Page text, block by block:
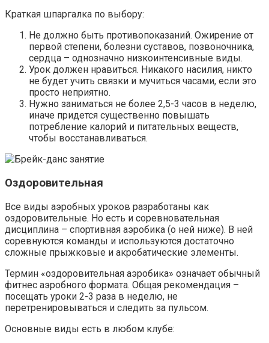
Краткая шпаргалка по выбору:
Не должно быть противопоказаний. Ожирение от
первой степени, болезни суставов, позвоночника,
сердца – однозначно низкоинтенсивные виды.
Урок должен нравиться. Никакого насилия, никто
не будет учить связки и мучиться часами, если это
просто неприятно.
Нужно заниматься не более 2,5-3 часов в неделю,
иначе придется существенно повышать
потребление калорий и питательных веществ,
чтобы восстанавливаться.
Оздоровительная
Все виды аэробных уроков разработаны как
оздоровительные. Но есть и соревновательная
дисциплина – спортивная аэробика (о ней ниже). В ней
соревнуются команды и используются достаточно
сложные прыжковые и акробатические элементы.
Термин «оздоровительная аэробика» означает обычный
фитнес аэробного формата. Общая рекомендация –
посещать уроки 2-3 раза в неделю, не
перетренировываться и следить за пульсом.
Основные виды есть в любом клубе: